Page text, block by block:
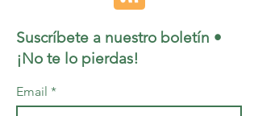
Suscríbete a nuestro boletín •
¡No te lo pierdas!
Email